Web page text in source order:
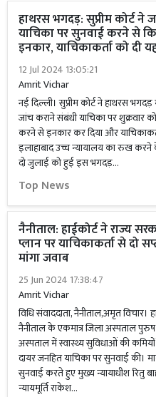
हाथरस भगदड़: सुप्रीम कोर्ट ने
याचिका पर सुनवाई करने से
इनकार, याचिकाकर्ता को दी
12 Jul 2024 13:05:21
Amrit Vichar
नई दिल्ली। सुप्रीम कोर्ट ने हाथरस
जांच कराने संबंधी याचिका पर शुक्रवार
करने से इनकार कर दिया और
इलाहाबाद उच्च न्यायालय का रुख करने
दो जुलाई को हुई इस भगदड़...
Top News
नैनीताल: हाईकोर्ट ने राज्य
प्लान पर याचिकाकर्ता से दो
मांगा जवाब
25 Jun 2024 17:38:47
Amrit Vichar
विधि संवाददाता, नैनीताल,अमृत विचार।
नैनीताल के एकमात्र जिला अस्पताल पुरुष
अस्पताल में स्वास्थ्य सुविधाओं की
दायर जनहित याचिका पर सुनवाई की।
सुनवाई करते हुए मुख्य न्यायाधीश रितु
न्यायमूर्ति राकेश...